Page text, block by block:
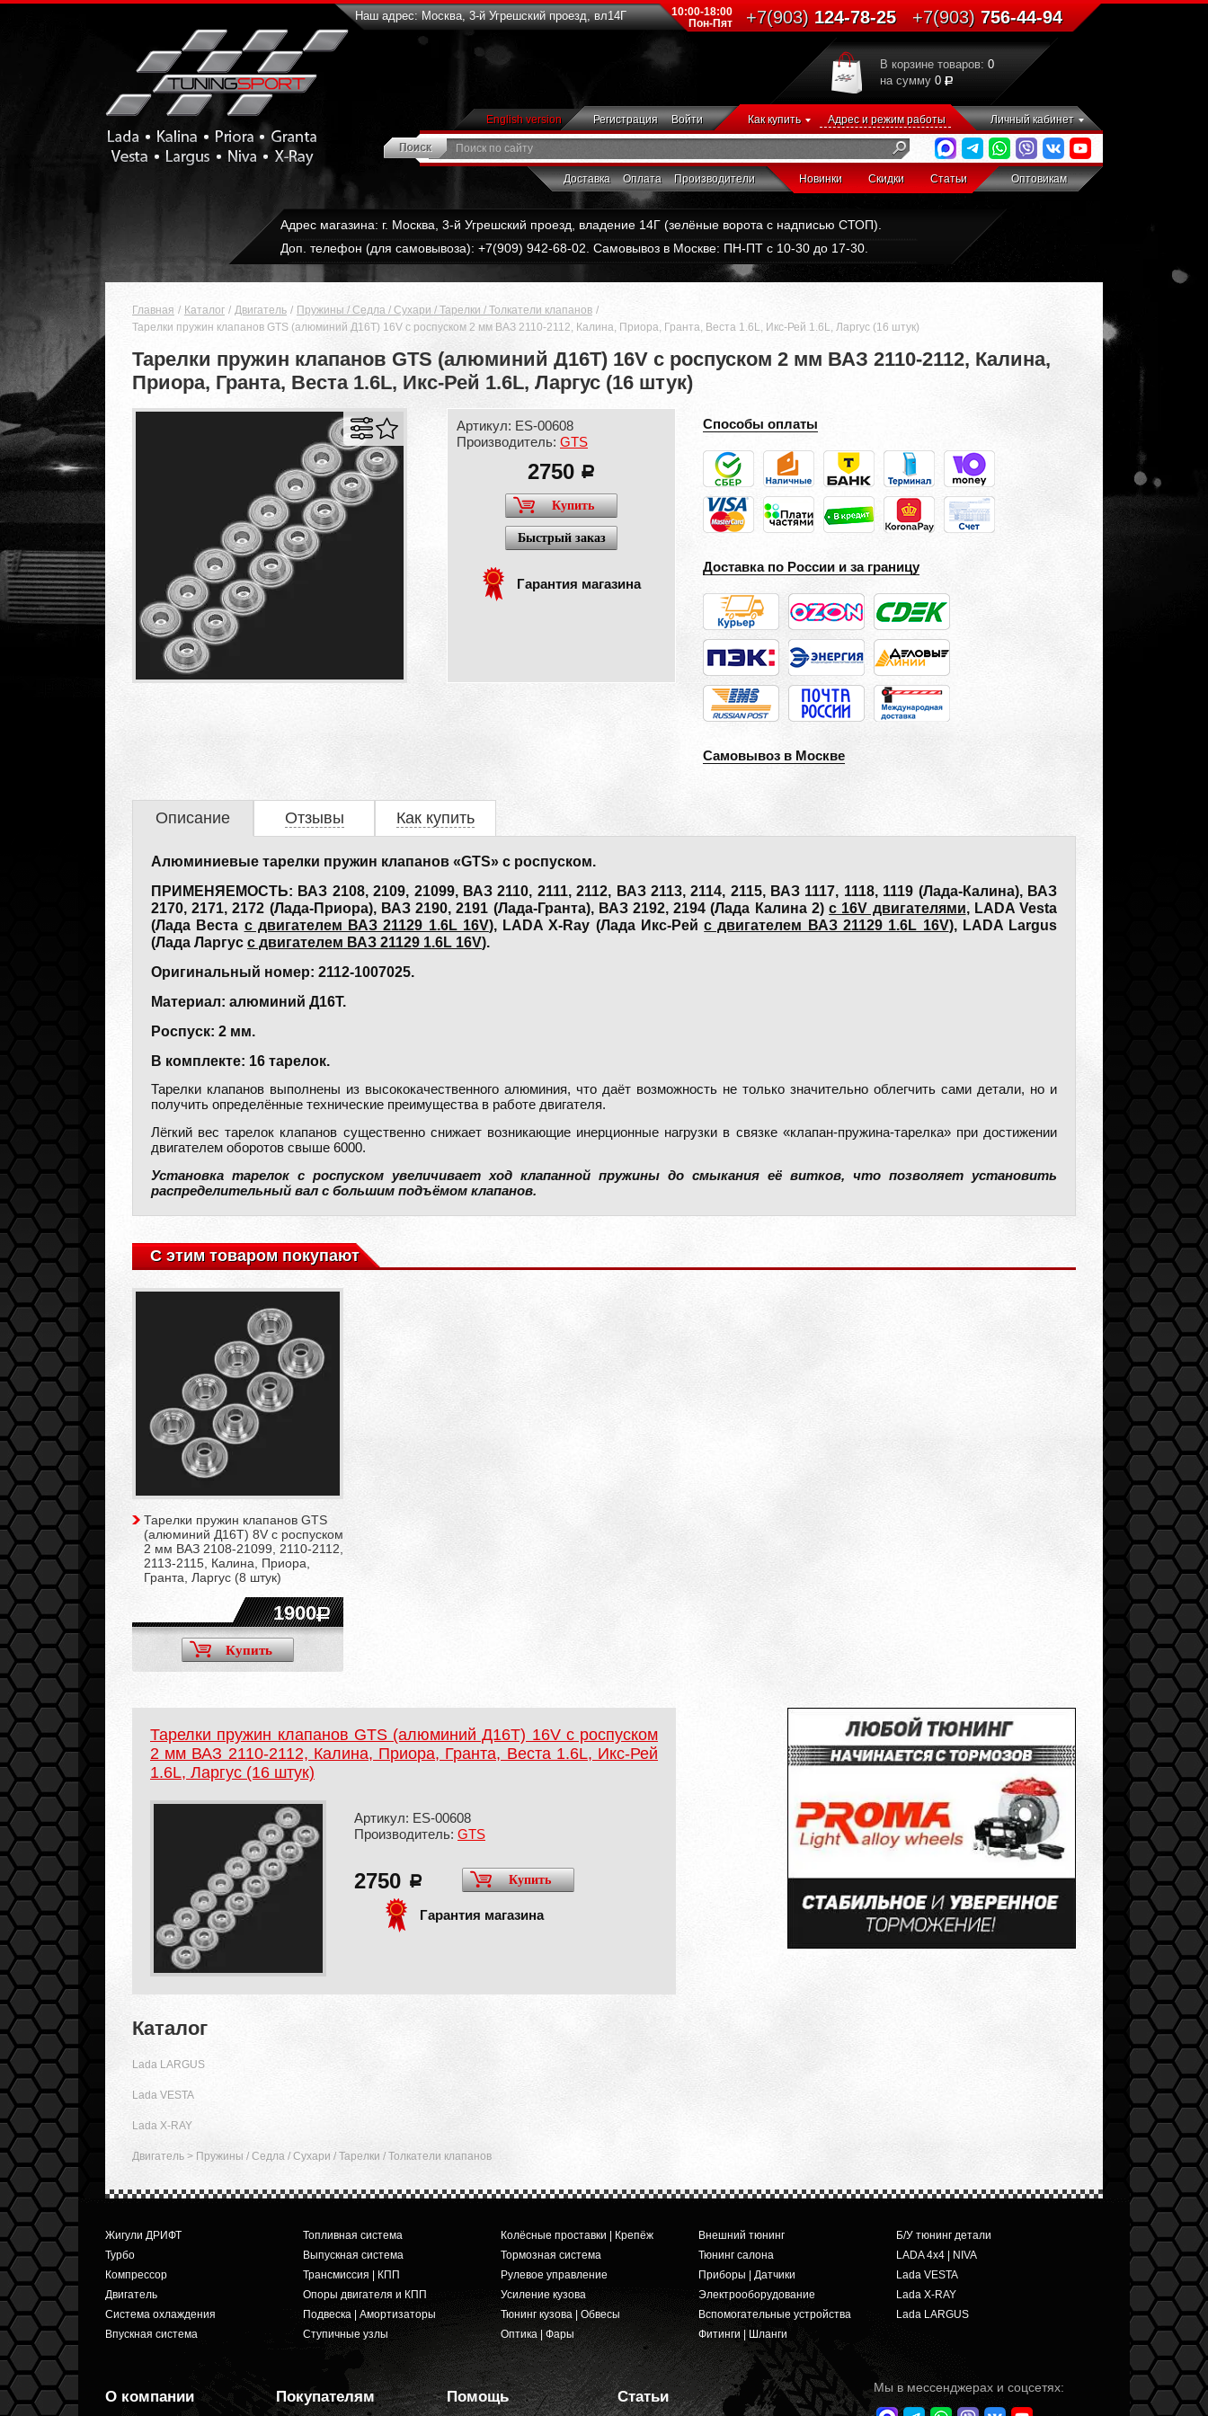
Наш адрес: Москва, 3-й Угрешский проезд, вл14Г
10:00-18:00
Пон-Пят
+7(903)124-78-25 +7(903)756-44-94
В корзине товаров: 0
на сумму 0
English version Регистрация Войти Как купить Адрес и режим работы Личный кабинет
Доставка Оплата Производители Новинки Скидки Статьи Оптовикам
Адрес магазина: г. Москва, 3-й Угрешский проезд, владение 14Г (зелёные ворота с надписью СТОП).
Доп. телефон (для самовывоза): +7(909) 942-68-02. Самовывоз в Москве: ПН-ПТ с 10-30 до 17-30.
Главная Каталог Двигатель
Пружины / Cедла / Сухари / Тарелки / Толкатели клапанов
Тарелки пружин клапанов GTS (алюминий Д16Т) 16V с роспуском 2 мм ВАЗ 2110-2112, Калина, Приора, Гранта, Веста 1.6L, Икс-Рей 1.6L, Ларгус (16 штук)
Тарелки пружин клапанов GTS (алюминий Д16Т) 16V с роспуском 2 мм ВАЗ 2110-2112, Калина,
Приора, Гранта, Веста 1.6L, Икс-Рей 1.6L, Ларгус (16 штук)
Артикул: ES-00608
Производитель: GTS
2750 a
Купить
Быстрый заказ
Гарантия магазина
Способы оплаты
Доставка по России и за границу
Самовывоз в Москве
Описание Отзывы Как купить
Алюминиевые тарелки пружин клапанов «GTS» с роспуском.
ПРИМЕНЯЕМОСТЬ: ВАЗ 2108, 2109, 21099, ВАЗ 2110, 2111, 2112, ВАЗ 2113, 2114, 2115, ВАЗ 1117, 1118, 1119 (Лада-Калина), ВАЗ
2170, 2171, 2172 (Лада-Приора), ВАЗ 2190, 2191 (Лада-Гранта), ВАЗ 2192, 2194 (Лада Калина 2)с 16V двигателями, LADA Vesta
(Лада Веста с двигателем ВАЗ 21129 1.6L 16V), LADA X-Ray (Лада Икс-Рейc двигателем ВАЗ 21129 1.6L 16V), LADA Largus
(Лада Ларгус с двигателем ВАЗ 21129 1.6L 16V).
Оригинальный номер: 2112-1007025.
Материал: алюминий Д16Т.
Роспуск: 2 мм.
В комплекте: 16 тарелок.
Тарелки клапанов выполнены из высококачественного алюминия, что даёт возможность не только значительно облегчить сами детали, но и
получить определённые технические преимущества в работе двигателя.
Лёгкий вес тарелок клапанов существенно снижает возникающие инерционные нагрузки в связке «клапан-пружина-тарелка» при достижении
двигателем оборотов свыше 6000.
Установка тарелок с роспуском увеличивает ход клапанной пружины до смыкания её витков, что позволяет установить
распределительный вал с большим подъёмом клапанов.
С этим товаром покупают
Тарелки пружин клапанов GTS
(алюминий Д16Т) 8V с роспуском
2 мм ВАЗ 2108-21099, 2110-2112,
2113-2115, Калина, Приора,
Гранта, Ларгус (8 штук)
1900
Купить
Тарелки пружин клапанов GTS (алюминий Д16Т) 16V с роспуском
2 мм ВАЗ 2110-2112, Калина, Приора, Гранта, Веста 1.6L, Икс-Рей
1.6L, Ларгус (16 штук)
Артикул: ES-00608
Производитель: GTS
2750 a Купить
Гарантия магазина
Каталог
Lada LARGUS
Lada VESTA
Lada X-RAY
Двигатель > Пружины / Cедла / Сухари / Тарелки / Толкатели клапанов
Жигули ДРИФТ
Турбо
Компрессор
Двигатель
Система охлаждения
Впускная система
Топливная система
Выпускная система
Трансмиссия | КПП
Опоры двигателя и КПП
Подвеска | Амортизаторы
Ступичные узлы
Колёсные проставки | Крепёж
Тормозная система
Рулевое управление
Усиление кузова
Тюнинг кузова | Обвесы
Оптика | Фары
Внешний тюнинг
Тюнинг салона
Приборы | Датчики
Электрооборудование
Вспомогательные устройства
Фитинги | Шланги
Б/У тюнинг детали
LADA 4x4 | NIVA
Lada VESTA
Lada X-RAY
Lada LARGUS
О компании Покупателям Помощь Статьи
Мы в мессенджерах и соцсетях: